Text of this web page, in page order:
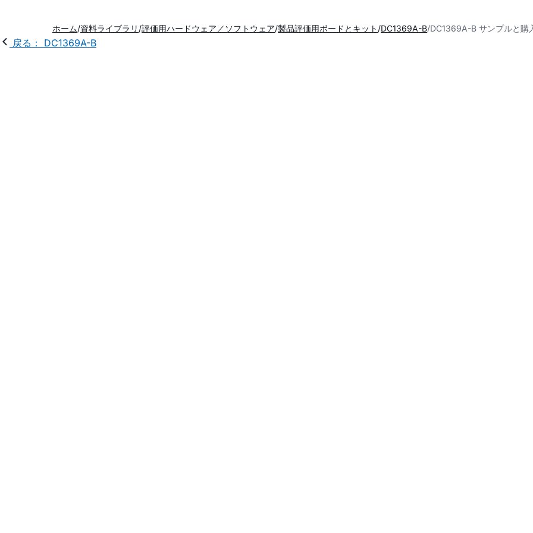
ホーム 資料ライブラリ 評価用ハードウェア／ソフトウェア 製品評価用ボードとキット DC1369A-B DC1369A-B サンプルと購
戻る： DC1369A-B